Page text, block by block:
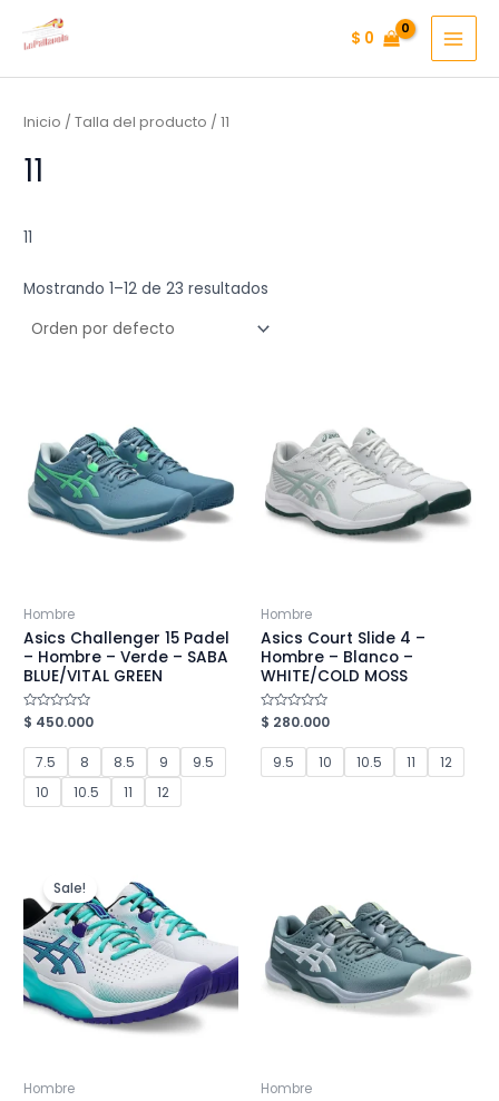
$ 0
Inicio / Talla del producto / 11
11
11
Mostrando 1–12 de 23 resultados
Hombre
Asics Challenger 15 Padel
– Hombre – Verde – SABA
BLUE/VITAL GREEN
Valorado
en
de
$ 450.000
7.5 8 8.5 9
9.5
10
10.5 11 12
Hombre
Asics Court Slide 4 –
Hombre – Blanco –
WHITE/COLD MOSS
Valorado
en
$ 280.000
9.5 10 10.5 11 12
Sale!
Hombre Hombre